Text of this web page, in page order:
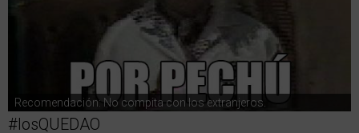
Recomendación: No compita con los extranjeros.
#losQUEDAO